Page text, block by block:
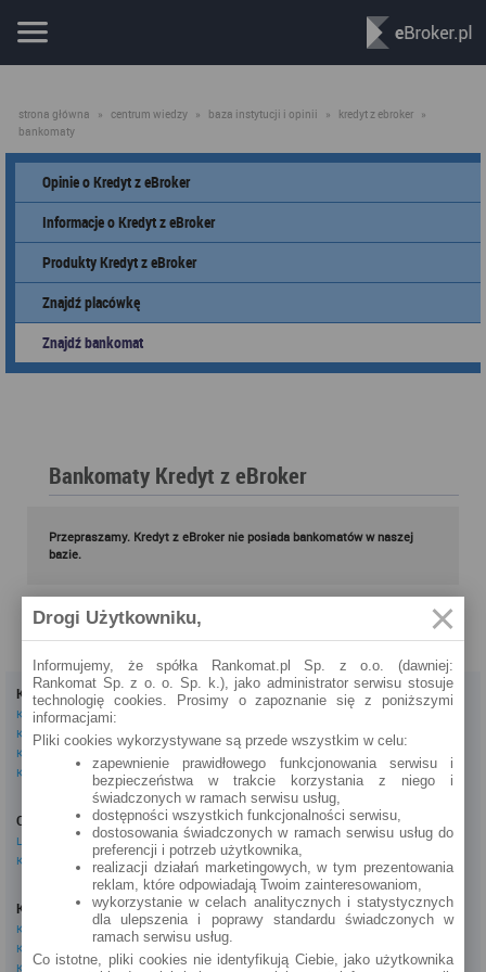
strona główna » centrum wiedzy » baza instytucji i opinii » kredyt z ebroker »
bankomaty
Opinie o Kredyt z eBroker
Informacje o Kredyt z eBroker
Produkty Kredyt z eBroker
Znajdź placówkę
Znajdź bankomat
Bankomaty Kredyt z eBroker
Przepraszamy. Kredyt z eBroker nie posiada bankomatów w naszej
bazie.
Kredyty
Kredyty gotówkowe
Kredyty hipoteczne
Kredyty konsolidacyjne
Kredyty na samochód
Oszczędzanie
Lokaty
Konta oszczędnościowe
Konta osobiste
Konta osobiste
Konta oszczędnościowe
Konta młodzieżowe
Dla firm
Konta firmowe
Inne
eBroker Ekstra
Artykuły
Odpowiedzi ekspertów
Porady
Opinie o instytucjach
Tagi
Kalkulatory
Drogi Użytkowniku,
Informujemy, że spółka Rankomat.pl Sp. z o.o. (dawniej:
Rankomat Sp. z o. o. Sp. k.), jako administrator serwisu stosuje
technologię cookies. Prosimy o zapoznanie się z poniższymi
informacjami:
Pliki cookies wykorzystywane są przede wszystkim w celu:
zapewnienie prawidłowego funkcjonowania serwisu i
bezpieczeństwa w trakcie korzystania z niego i
świadczonych w ramach serwisu usług,
dostępności wszystkich funkcjonalności serwisu,
dostosowania świadczonych w ramach serwisu usług do
preferencji i potrzeb użytkownika,
realizacji działań marketingowych, w tym prezentowania
reklam, które odpowiadają Twoim zainteresowaniom,
wykorzystanie w celach analitycznych i statystycznych
dla ulepszenia i poprawy standardu świadczonych w
ramach serwisu usług.
Co istotne, pliki cookies nie identyfikują Ciebie, jako użytkownika